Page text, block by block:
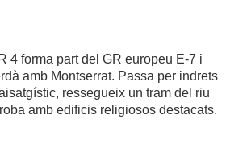
4 forma part del GR europeu E-7 i
amb Montserrat. Passa per indrets
ressegueix un tram del riu
amb edificis religiosos destacats.